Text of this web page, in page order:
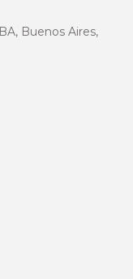
Buenos Aires,